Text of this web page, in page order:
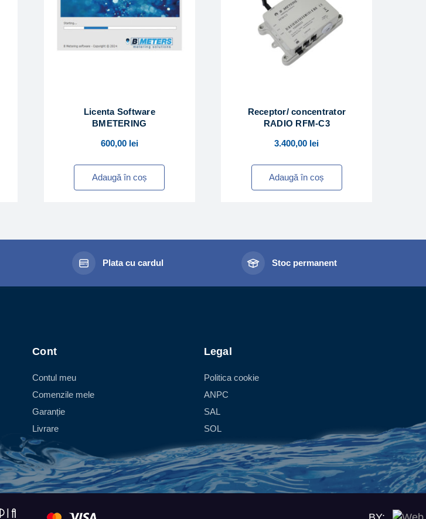
Licenta Software
BMETERING
600,00 lei
Adaugă în coș
Receptor/ concentrator
RADIO RFM-C3
3.400,00 lei
Adaugă în coș
Plata cu cardul Stoc permanent
Cont
Contul meu
Comenzile mele
Garanție
Livrare
Legal
Politica cookie
ANPC
SAL
SOL